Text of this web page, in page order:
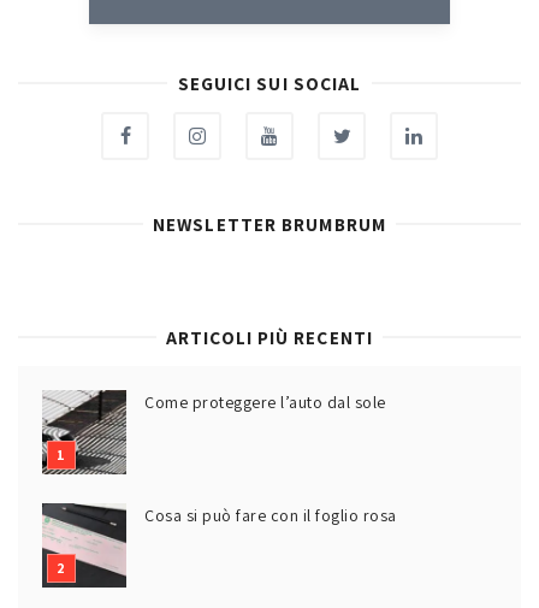
SEGUICI SUI SOCIAL
NEWSLETTER BRUMBRUM
ARTICOLI PIÙ RECENTI
Come proteggere l’auto dal sole
Cosa si può fare con il foglio rosa